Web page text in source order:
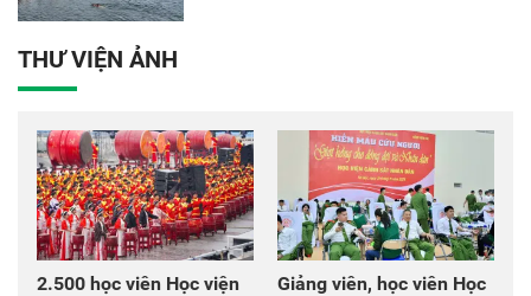
THƯ VIỆN ẢNH
2.500 học viên Học viện
Giảng viên, học viên Học